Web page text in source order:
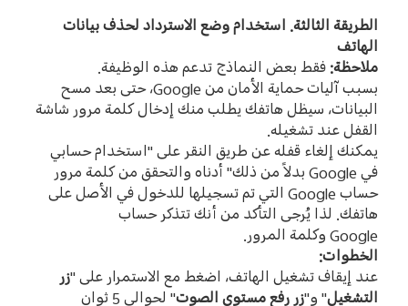
الطريقة الثالثة. استخدام وضع الاسترداد لحذف بيانات
الهاتف
ملاحظة:فقط بعض النماذج تدعم هذه الوظيفة.
بسبب آليات حماية الأمان منGoogle، حتى بعد مسح
البيانات، سيظل هاتفك يطلب منك إدخال كلمة مرور شاشة
القفل عند تشغيله.
يمكنك إلغاء قفله عن طريق النقر على"استخدام حسابي
فيGoogleبدلاً من ذلك"أدناه والتحقق من كلمة مرور
حسابGoogle التي تم تسجيلها للدخول في الأصل على
هاتفك. لذا يُرجى التأكد من أنك تتذكر حساب
Googleوكلمة المرور.
الخطوات:
عند إيقاف تشغيل الهاتف، اضغط مع الاستمرار على"زر
التشغيل"و"زر رفع مستوى الصوت" لحوالى5ثوانٍ